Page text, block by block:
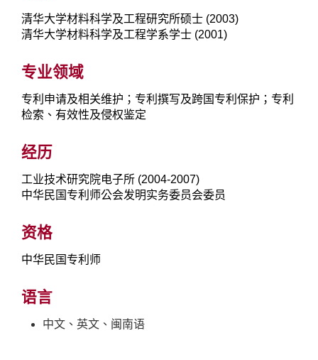
清华大学材料科学及工程研究所硕士 (2003)
清华大学材料科学及工程学系学士 (2001)
专业领域
专利申请及相关维护；专利撰写及跨国专利保护；专利
检索、有效性及侵权鉴定
经历
工业技术研究院电子所 (2004-2007)
中华民国专利师公会发明实务委员会委员
资格
中华民国专利师
语言
中文、英文、闽南语